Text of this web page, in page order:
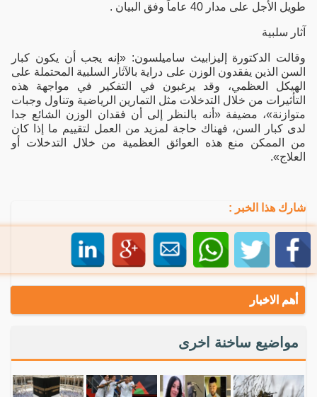
طويل الأجل على مدار 40 عاماً وفق البيان .
آثار سلبية
وقالت الدكتورة إليزابيث ساميلسون: «إنه يجب أن يكون كبار
السن الذين يفقدون الوزن على دراية بالآثار السلبية المحتملة على
الهيكل العظمي، وقد يرغبون في التفكير في مواجهة هذه
التأثيرات من خلال التدخلات مثل التمارين الرياضية وتناول وجبات
متوازنة»، مضيفة «أنه بالنظر إلى أن فقدان الوزن الشائع جدا
لدى كبار السن، فهناك حاجة لمزيد من العمل لتقييم ما إذا كان
من الممكن منع هذه العوائق العظمية من خلال التدخلات أو
العلاج».
شارك هذا الخبر :
أهم الاخبار
مواضيع ساخنة اخرى